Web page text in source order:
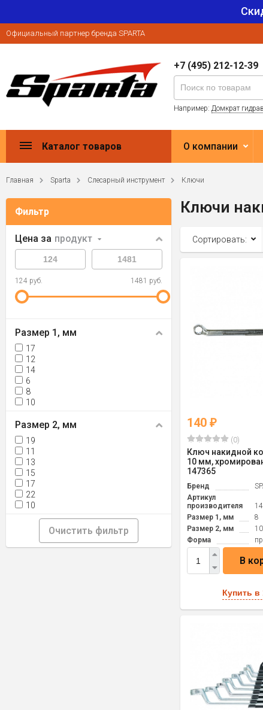
Официальный партнер бренда SPARTA
+7 (495) 212-12-39
Например: Домкрат
Каталог товаров О компании
Главная Sparta Слесарный инструмент Ключи
Фильтр
Цена за продукт
124 руб. 1481 руб.
Размер 1, мм
17
12
14
6
8
10
Размер 2, мм
19
11
13
15
17
22
10
Очистить фильтр
Ключи
Сортировать:
140₽
(0)
Ключ накидной
10 мм,
147365
Бренд
Артикул
производителя
Размер 1, мм
8
Размер 2, мм
10
Форма
В
Купить в